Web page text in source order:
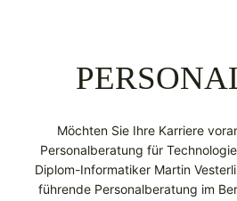
Möchten Sie Ihre Karriere
Personalberatung für
Diplom-Informatiker Martin
führende Personalberatung im